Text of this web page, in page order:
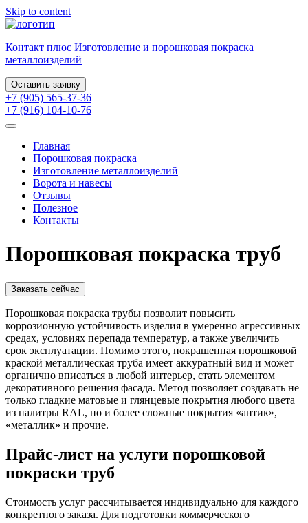
Skip to content
Контакт плюс Изготовление и порошковая покраска
металлоизделий
Оставить заявку
+7 (905) 565-37-36
+7 (916) 104-10-76
Главная
Порошковая покраска
Изготовление металлоизделий
Ворота и навесы
Отзывы
Полезное
Контакты
Порошковая покраска труб
Заказать сейчас
Порошковая покраска трубы позволит повысить
коррозионную устойчивость изделия в умеренно агрессивных
средах, условиях перепада температур, а также увеличить
срок эксплуатации. Помимо этого, покрашенная порошковой
краской металлическая труба имеет аккуратный вид и может
органично вписаться в любой интерьер, стать элементом
декоративного решения фасада. Метод позволяет создавать не
только гладкие матовые и глянцевые покрытия любого цвета
из палитры RAL, но и более сложные покрытия «антик»,
«металлик» и прочие.
Прайс-лист на услуги порошковой
покраски труб
Стоимость услуг рассчитывается индивидуально для каждого
конкретного заказа. Для подготовки коммерческого